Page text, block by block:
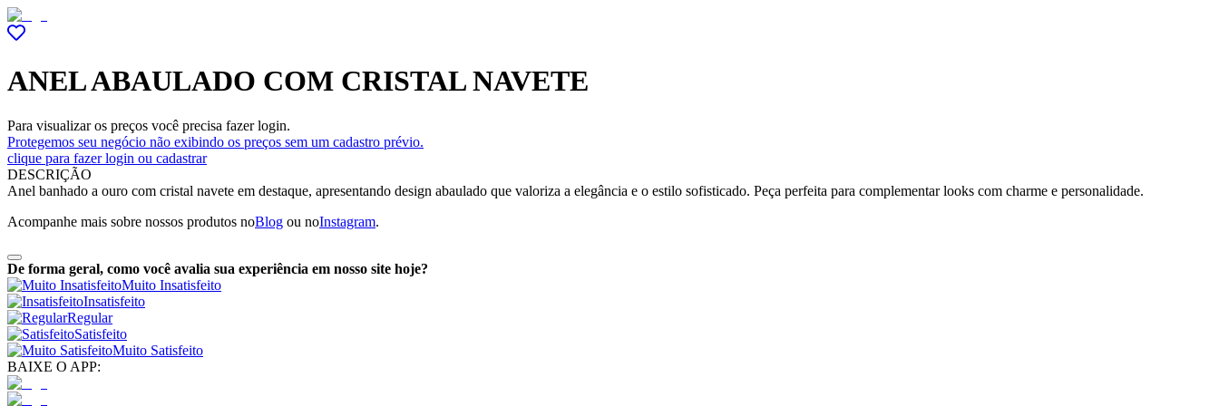
ANEL ABAULADO COM CRISTAL NAVETE
Para visualizar os preços você precisa fazer login.
Protegemos seu negócio não exibindo os preços sem um cadastro prévio.
clique para fazer login ou cadastrar
DESCRIÇÃO
Anel banhado a ouro com cristal navete em destaque, apresentando design abaulado que valoriza a elegância e o estilo sofisticado. Peça perfeita para complementar looks com charme e personalidade.
Acompanhe mais sobre nossos produtos noBlog ou noInstagram.
De forma geral, como você avalia sua experiência em nosso site hoje?
Muito Insatisfeito
Insatisfeito
Regular
Satisfeito
Muito Satisfeito
BAIXE O APP: